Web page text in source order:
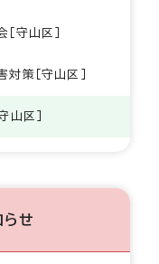
守山区］
策［守山区］
山区］
せ